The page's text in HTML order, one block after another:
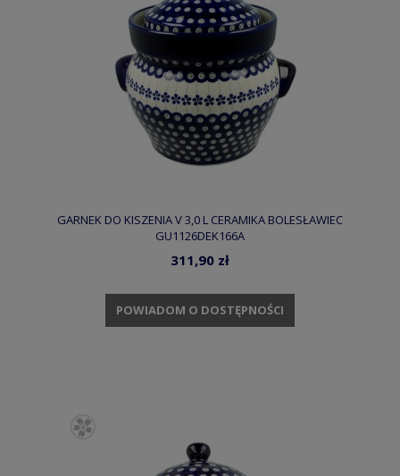
GARNEK DO KISZENIA V 3,0 L CERAMIKA BOLESŁAWIEC
GU1126DEK166A
311,90 zł
POWIADOM O DOSTĘPNOŚCI